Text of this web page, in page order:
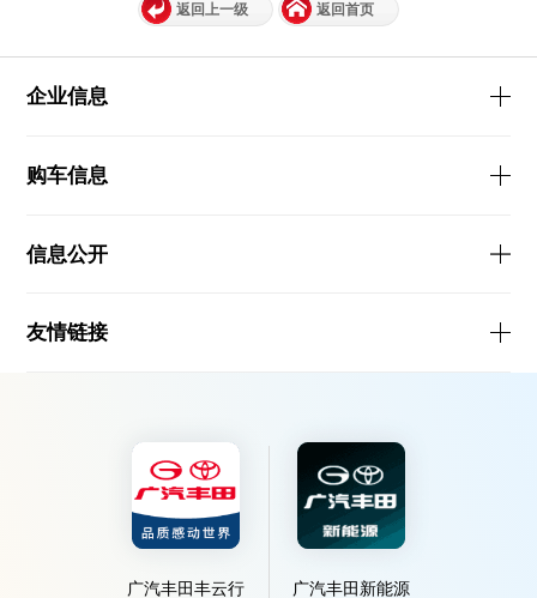
返回上一级 返回首页
企业信息
购车信息
信息公开
友情链接
广汽丰田丰云行 广汽丰田新能源